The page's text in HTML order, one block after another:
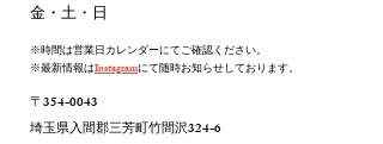
​金・土・日
※時間は営業日カレンダーにてご確認ください。
※最新情報はInstagramにて随時お知らせしております。
〒354-0043
​埼玉県入間郡三芳町竹間沢324-6